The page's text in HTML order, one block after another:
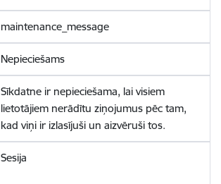
maintenance_message
Nepieciešams
Sīkdatne ir nepieciešama, lai visiem
lietotājiem nerādītu ziņojumus pēc tam,
kad viņi ir izlasījuši un aizvēruši tos.
Sesija